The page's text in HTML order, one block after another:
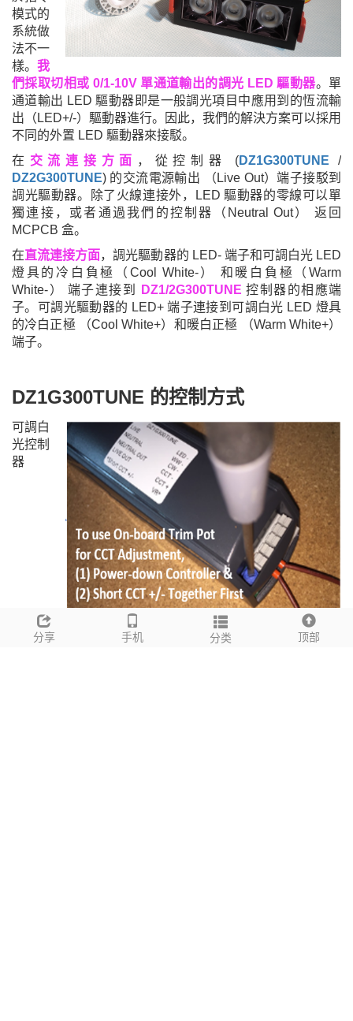
模式的
系統做
法不一
樣。 我
們採取切相或 0/1-10V 單通道輸出的調光 LED 驅動器。單
通道輸出 LED 驅動器即是一般調光項目中應用到的恆流輸
出（LED+/-）驅動器進行。因此，我們的解決方案可以採用
不同的外置 LED 驅動器來接駁。
在 交流連接方面 ，從控制器 (DZ1G300TUNE /
DZ2G300TUNE) 的交流電源輸出 （Live Out）端子接駁到
調光驅動器。除了火線連接外，LED 驅動器的零線可以單
獨連接，或者通過我們的控制器（Neutral Out） 返回
MCPCB 盒。
在直流連接方面，調光驅動器的 LED- 端子和可調白光 LED
燈具的冷白負極（Cool White-） 和暖白負極（Warm
White-） 端子連接到
DZ1/2G300TUNE 控制器的相應端
子。可調光驅動器的 LED+ 端子連接到可調白光 LED 燈具
的冷白正極 （Cool White+）和暖白正極 （Warm White+）
端子。
DZ1G300TUNE 的控制 方式
可調白
光控制
器
DZ1G300TUNE 可通過 或外部 0/1-10V 控制信號
分享 手机 分类 顶部